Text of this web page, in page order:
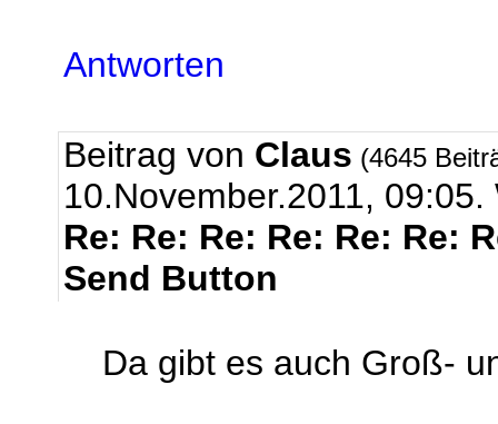
Antworten
Beitrag von Claus (4645
10.November.2011,
Re: Re: Re: Re: Re: Re:
Send Button
Da gibt es auch Groß-